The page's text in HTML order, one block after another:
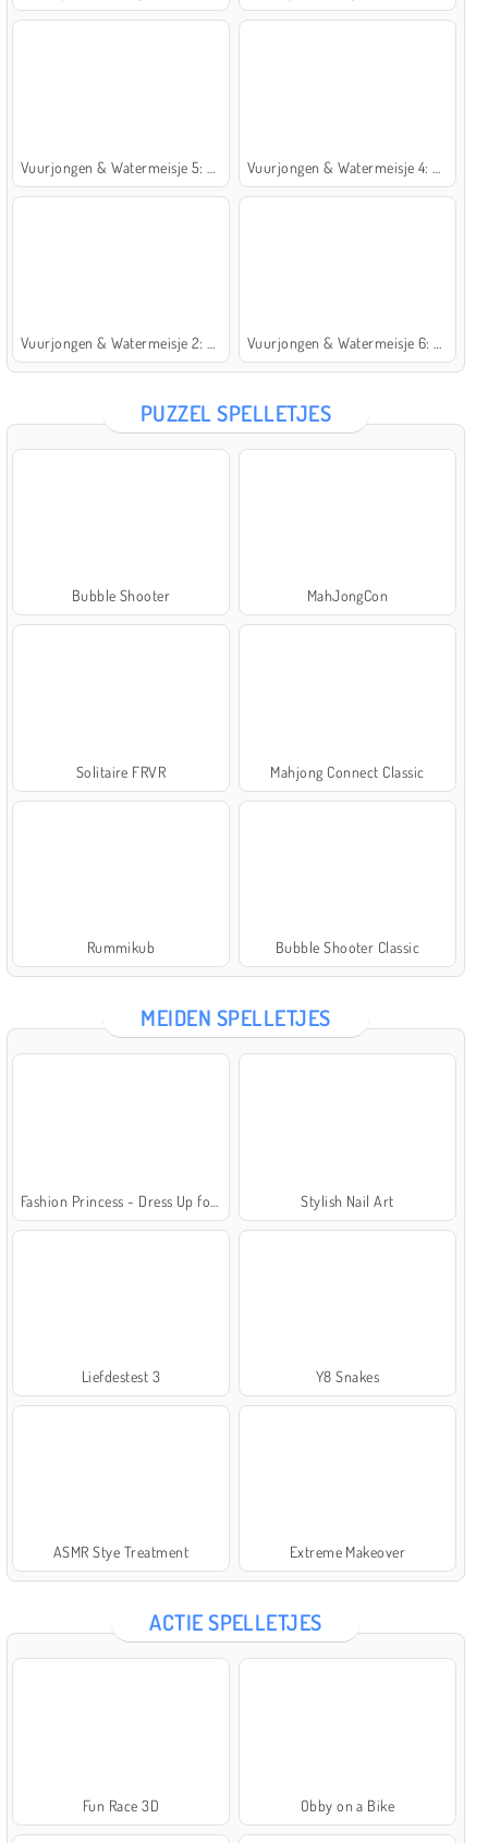
PUZZEL SPELLETJES
Bubble Shooter MahJongCon
Solitaire FRVR Mahjong Connect Classic
Rummikub Bubble Shooter Classic
MEIDEN SPELLETJES
Stylish Nail Art
Liefdestest 3 Y8 Snakes
ASMR Stye Treatment Extreme Makeover
ACTIE SPELLETJES
Fun Race 3D Obby on a Bike